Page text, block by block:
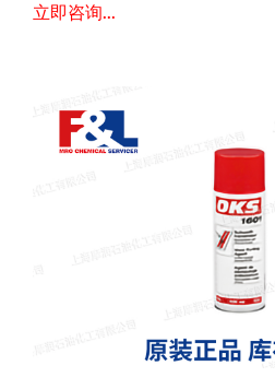
立即咨询...